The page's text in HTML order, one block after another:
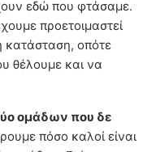
εδώ που φτάσαμε.
προετοιμαστεί
κατάσταση, οπότε
θέλουμε και να
ομάδων που δε
πόσο καλοί είναι